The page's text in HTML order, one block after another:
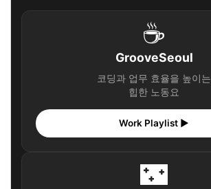
☕
GrooveSeoul
코딩과 업무 효율을 높이는
힙한 노동요
Work Playlist ▶
🌃